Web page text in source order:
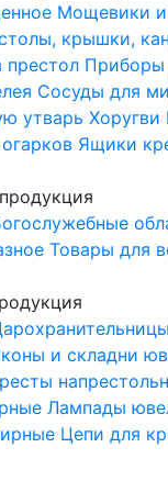
Мощевики и
крышки,
престол Приборы
Сосуды для
утварьХоругви
Ящики
Товары для
и складни
Лампады
Цепи для